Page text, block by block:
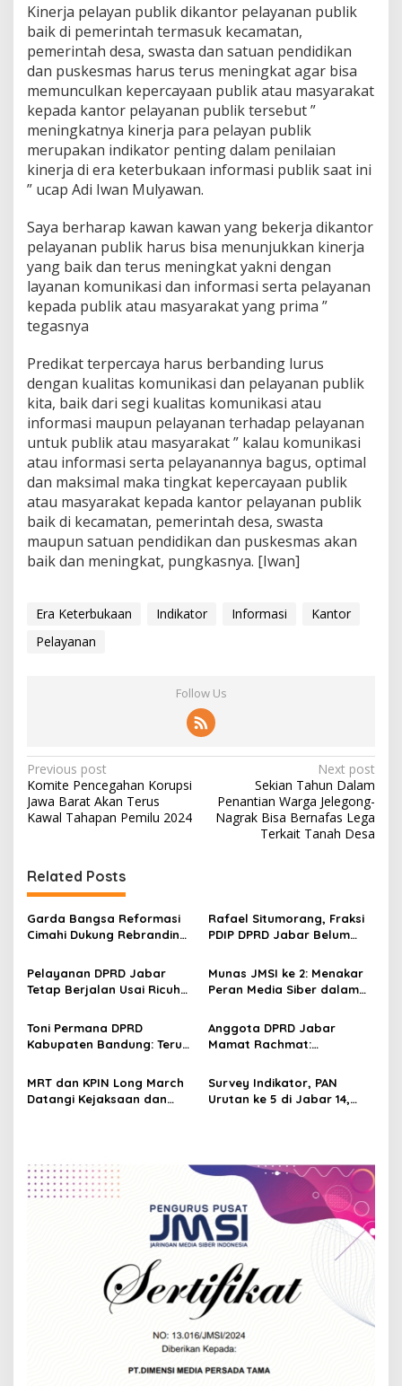
r
b
k
a
a
n
I
f
o
r
a
i
P
u
b
Kinerja pelayan publik dikantor pelayanan publik
baik di pemerintah termasuk kecamatan,
pemerintah desa, swasta dan satuan pendidikan
dan puskesmas harus terus meningkat agar bisa
memunculkan kepercayaan publik atau masyarakat
kepada kantor pelayanan publik tersebut ”
meningkatnya kinerja para pelayan publik
merupakan indikator penting dalam penilaian
kinerja di era keterbukaan informasi publik saat ini
” ucap Adi Iwan Mulyawan.
Saya berharap kawan kawan yang bekerja dikantor
pelayanan publik harus bisa menunjukkan kinerja
yang baik dan terus meningkat yakni dengan
layanan komunikasi dan informasi serta pelayanan
kepada publik atau masyarakat yang prima ”
tegasnya
Predikat terpercaya harus berbanding lurus
dengan kualitas komunikasi dan pelayanan publik
kita, baik dari segi kualitas komunikasi atau
informasi maupun pelayanan terhadap pelayanan
untuk publik atau masyarakat ” kalau komunikasi
atau informasi serta pelayanannya bagus, optimal
dan maksimal maka tingkat kepercayaan publik
atau masyarakat kepada kantor pelayanan publik
baik di kecamatan, pemerintah desa, swasta
maupun satuan pendidikan dan puskesmas akan
baik dan meningkat, pungkasnya. [Iwan]
Era Keterbukaan Indikator Informasi
Kantor
Pelayanan
Follow Us
P
o
s
n
a
v
i
g
a
t
i
o
n
Previous post
Komite Pencegahan Korupsi
Jawa Barat Akan Terus
Kawal Tahapan Pemilu 2024
Next post
Sekian Tahun Dalam
Penantian Warga Jelegong-
Nagrak Bisa Bernafas Lega
Terkait Tanah Desa
Related Posts
Garda Bangsa Reformasi
Cimahi Dukung Rebranding
Harus Diikuti Reformasi
Pelayanan
Rafael Situmorang, Fraksi
PDIP DPRD Jabar Belum
Bandung Zoo, Masih
Kumpulkan Informasi
Pelayanan DPRD Jabar
Tetap Berjalan Usai Ricuh
Segera Diperbaiki
Munas JMSI ke 2: Menakar
Peran Media Siber dalam
Nasional
Toni Permana DPRD
Kabupaten Bandung: Terus
Pelayanan Infrastruktur
Anggota DPRD Jabar
Mamat Rachmat:
Harus Terus Meningkat
MRT dan KPIN Long March
Datangi Kejaksaan dan
Survey Indikator, PAN
Urutan ke 5 di Jabar 14,